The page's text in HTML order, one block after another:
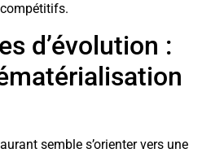
d’évolution :
semble s’orienter vers une